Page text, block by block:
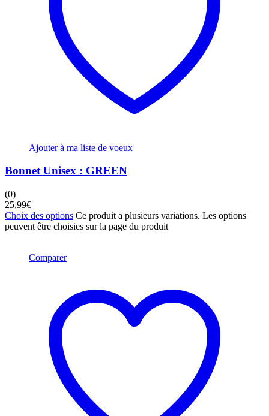
Ajouter à ma liste de voeux
Bonnet Unisex : GREEN
(0)
25,99€
Choix des options Ce produit a plusieurs variations. Les options
peuvent être choisies sur la page du produit
Comparer